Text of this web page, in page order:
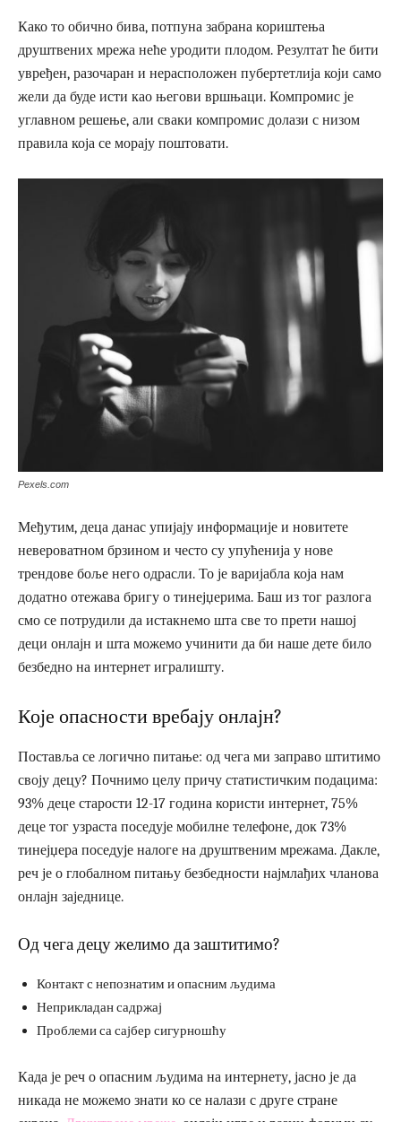
Како то обично бива, потпуна забрана кориштења
друштвених мрежа неће уродити плодом. Резултат ће бити
увређен, разочаран и нерасположен пубертетлија који само
жели да буде исти као његови вршњаци. Компромис је
углавном решење, али сваки компромис долази с низом
правила која се морају поштовати.
Pexels.com
Међутим, деца данас упијају информације и новитете
невероватном брзином и често су упућенија у нове
трендове боље него одрасли. То је варијабла која нам
додатно отежава бригу о тинејџерима. Баш из тог разлога
смо се потрудили да истакнемо шта све то прети нашој
деци онлајн и шта можемо учинити да би наше дете било
безбедно на интернет игралишту.
Које опасности вребају онлајн?
Поставља се логично питање: од чега ми заправо штитимо
своју децу? Почнимо целу причу статистичким подацима:
93% деце старости 12-17 година користи интернет, 75%
деце тог узраста поседује мобилне телефоне, док 73%
тинејџера поседује налоге на друштвеним мрежама. Дакле,
реч је о глобалном питању безбедности најмлађих чланова
онлајн заједнице.
Од чега децу желимо да заштитимо?
Контакт с непознатим и опасним људима
Неприкладан садржај
Проблеми са сајбер сигурношћу
Када је реч о опасним људима на интернету, јасно је да
никада не можемо знати ко се налази с друге стране